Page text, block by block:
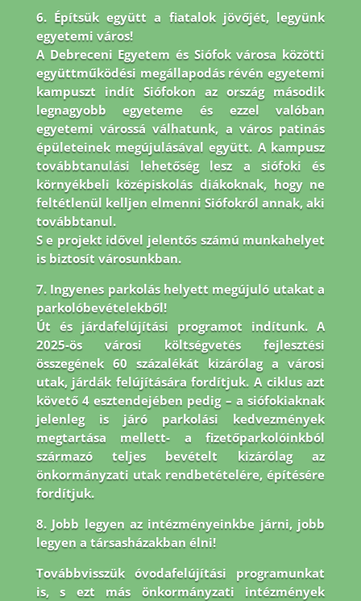
6. Építsük együtt a fiatalok jövőjét, legyünk
egyetemi város!
A Debreceni Egyetem és Siófok városa közötti
együttműködési megállapodás révén egyetemi
kampuszt indít Siófokon az ország második
legnagyobb egyeteme és ezzel valóban
egyetemi várossá válhatunk, a város patinás
épületeinek megújulásával együtt. A kampusz
továbbtanulási lehetőség lesz a siófoki és
környékbeli középiskolás diákoknak, hogy ne
feltétlenül kelljen elmenni Siófokról annak, aki
továbbtanul.
S e projekt idővel jelentős számú munkahelyet
is biztosít városunkban.
7. Ingyenes parkolás helyett megújuló utakat a
parkolóbevételekből!
Út és járdafelújítási programot indítunk. A
2025-ös városi költségvetés fejlesztési
összegének 60 százalékát kizárólag a városi
utak, járdák felújítására fordítjuk. A ciklus azt
követő 4 esztendejében pedig – a siófokiaknak
jelenleg is járó parkolási kedvezmények
megtartása mellett- a fizetőparkolóinkból
származó teljes bevételt kizárólag az
önkormányzati utak rendbetételére, építésére
fordítjuk.
8. Jobb legyen az intézményeinkbe járni, jobb
legyen a társasházakban élni!
Továbbvisszük óvodafelújítási programunkat
is, s ezt más önkormányzati intézmények